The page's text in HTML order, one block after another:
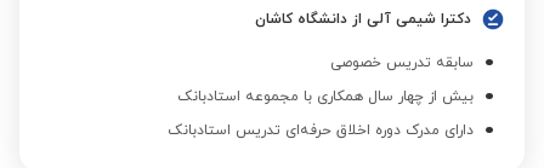
دکترا شیمی آلی از دانشگاه کاشان
سابقه تدریس خصوصی
بیش از چهار سال همکاری با مجموعه استادبانک
دارای مدرک دوره اخلاق حرفه‌ای تدریس استادبانک